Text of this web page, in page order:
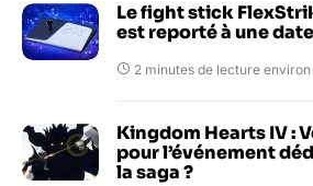
Le fight stick
est reporté à une
2 minutes de lecture environ
Kingdom Hearts IV :
pour l’événement
la saga ?